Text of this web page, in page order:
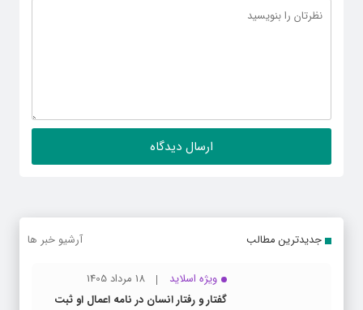
جدیدترین مطالب آرشیو خبر ها
ویژه اسلاید
18 مرداد 1405
گفتار و رفتار انسان در نامه اعمال او ثبت